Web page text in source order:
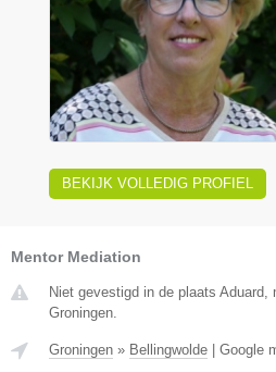
BEKIJK VOLLEDIG PROFIEL
Mentor Mediation
Niet gevestigd in de plaats Aduard,
Groningen.
Groningen » Bellingwolde | Google